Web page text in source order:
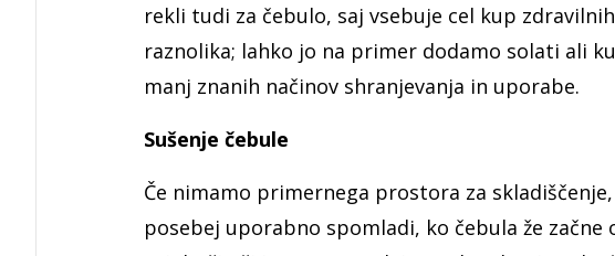
rekli tudi za čebulo, saj vsebuje cel kup
raznolika; lahko jo na primer dodamo solati ali
manj znanih načinov shranjevanja in uporabe.
Sušenje čebule
Če nimamo primernega prostora za
posebej uporabno spomladi, ko čebula že